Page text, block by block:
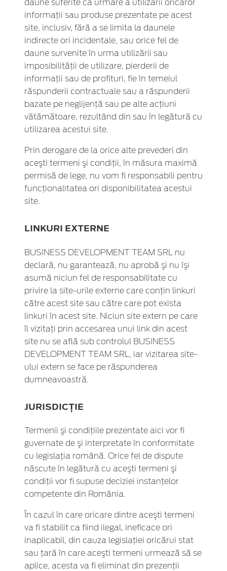
daune suferite ca urmare a utilizării oricăror
informaţii sau produse prezentate pe acest
site, inclusiv, fără a se limita la daunele
indirecte ori incidentale, sau orice fel de
daune survenite în urma utilizării sau
imposibilităţii de utilizare, pierderii de
informaţii sau de profituri, fie în temeiul
răspunderii contractuale sau a răspunderii
bazate pe neglijenţă sau pe alte acţiuni
vătămătoare, rezultând din sau în legătură cu
utilizarea acestui site.
Prin derogare de la orice alte prevederi din
aceşti termeni şi condiţii, în măsura maximă
permisă de lege, nu vom fi responsabili pentru
funcţionalitatea ori disponibilitatea acestui
site.
LINKURI EXTERNE
BUSINESS DEVELOPMENT TEAM SRL nu
declară, nu garantează, nu aprobă şi nu îşi
asumă niciun fel de responsabilitate cu
privire la site-urile externe care conţin linkuri
către acest site sau către care pot exista
linkuri în acest site. Niciun site extern pe care
îl vizitaţi prin accesarea unui link din acest
site nu se află sub controlul BUSINESS
DEVELOPMENT TEAM SRL, iar vizitarea site-
ului extern se face pe răspunderea
dumneavoastră.
JURISDICŢIE
Termenii şi condiţiile prezentate aici vor fi
guvernate de şi interpretate în conformitate
cu legislaţia română. Orice fel de dispute
născute în legătură cu aceşti termeni şi
condiţii vor fi supuse deciziei instanţelor
competente din România.
În cazul în care oricare dintre aceşti termeni
va fi stabilit ca fiind ilegal, ineficace ori
inaplicabil, din cauza legislaţiei oricărui stat
sau ţară în care aceşti termeni urmează să se
aplice, acesta va fi eliminat din prezenţii